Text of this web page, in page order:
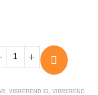
VIBREREND EI
VIBREREND